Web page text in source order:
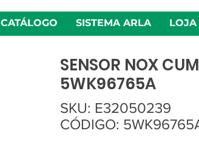
CATÁLOGO SISTEMA ARLA LOJA
SENSOR NOX
5WK96765A
SKU: E32050239
CÓDIGO: